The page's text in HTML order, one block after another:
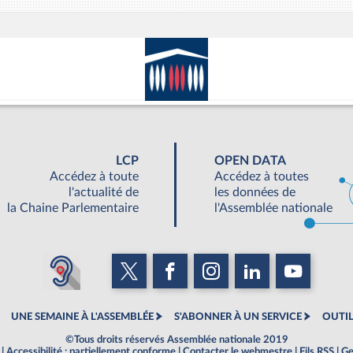
LCP
Accédez à toute
l'actualité de
la Chaine Parlementaire
OPEN DATA
Accédez à toutes
les données de
l'Assemblée nationale
UNE SEMAINE À L'ASSEMBLÉE S'ABONNER À UN SERVICE
©Tous droits réservés Assemblée nationale 2019